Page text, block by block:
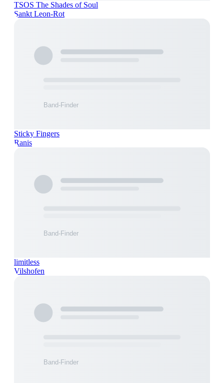
TSOS The Shades of Soul
Sankt Leon-Rot
Sticky Fingers
Ranis
limitless
Vilshofen